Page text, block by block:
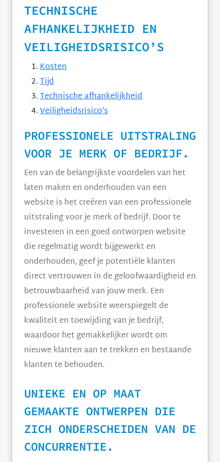
TECHNISCHE
AFHANKELIJKHEID EN
VEILIGHEIDSRISICO’S
Kosten
Tijd
Technische afhankelijkheid
Veiligheidsrisico’s
PROFESSIONELE UITSTRALING
VOOR JE MERK OF BEDRIJF.
Een van de belangrijkste voordelen van het
laten maken en onderhouden van een
website is het creëren van een professionele
uitstraling voor je merk of bedrijf. Door te
investeren in een goed ontworpen website
die regelmatig wordt bijgewerkt en
onderhouden, geef je potentiële klanten
direct vertrouwen in de geloofwaardigheid en
betrouwbaarheid van jouw merk. Een
professionele website weerspiegelt de
kwaliteit en toewijding van je bedrijf,
waardoor het gemakkelijker wordt om
nieuwe klanten aan te trekken en bestaande
klanten te behouden.
UNIEKE EN OP MAAT
GEMAAKTE ONTWERPEN DIE
ZICH ONDERSCHEIDEN VAN DE
CONCURRENTIE.